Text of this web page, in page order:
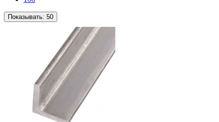
Показывать: 50